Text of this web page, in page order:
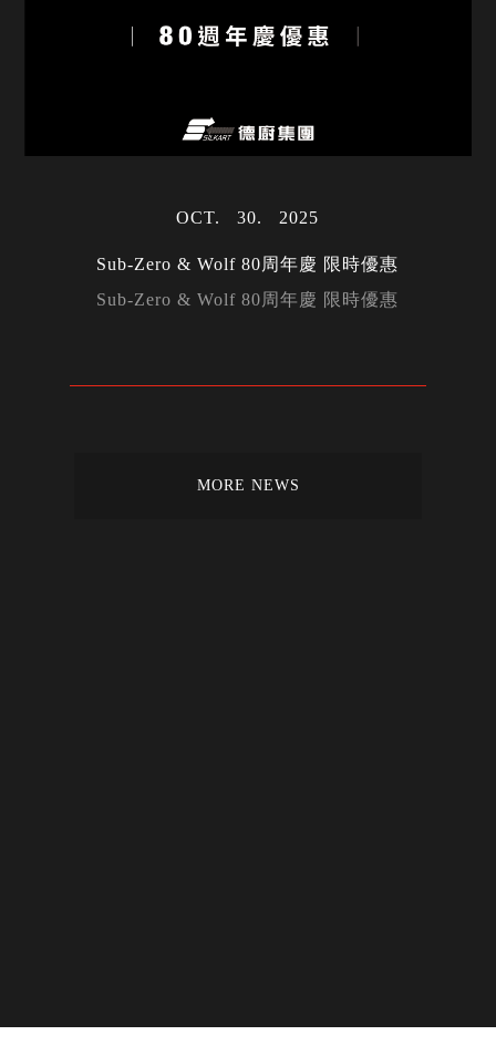
OCT 30 2025
Sub-Zero & Wolf 80周年慶 限時優惠
Sub-Zero & Wolf 80周年慶 限時優惠
MORE NEWS